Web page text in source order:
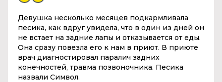
Девушка несколько месяцев подкармливала
песика, как вдруг увидела, что в один из дней он
не встает на задние лапы и отказывается от еды.
Она сразу повезла его к нам в приют. В приюте
врач диагностировал паралич задних
конечностей, травма позвоночника. Песика
назвали Символ.